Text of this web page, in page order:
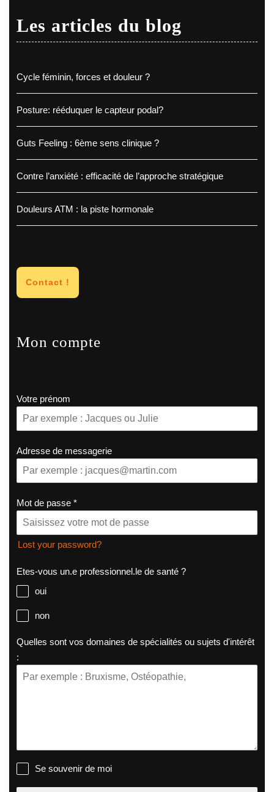
Les articles du blog
Cycle féminin, forces et douleur ?
Posture: rééduquer le capteur podal?
Guts Feeling : 6ème sens clinique ?
Contre l’anxiété : efficacité de l’approche stratégique
Douleurs ATM : la piste hormonale
Contact !
Mon compte
Votre prénom
Adresse de messagerie
Mot de passe *
Lost your password?
Etes-vous un.e professionnel.le de santé ?
oui
non
Quelles sont vos domaines de spécialités ou sujets d'intérêt
:
Se souvenir de moi